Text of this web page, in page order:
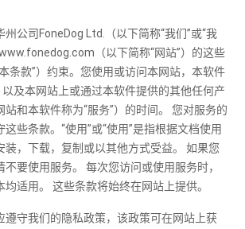
公司FoneDog Ltd.（以下简称“我们”或“我
（以下简称“网站”）的这些
条款”）约束。您使用或访问本网站，本软件
以及本网站上或通过本软件提供的其他任何产
站和本软件称为“服务”）的时间。 您对服务的
些条款。“​​使用”或“使用”是指根据文档使用
装，下载，复制或以其他方式受益。 如果您
要使用服务。 每次您访问或使用服务时，
适用。 这些条款将始终在网站上提供。
遵守我们的隐私政策，该政策可在网站上获